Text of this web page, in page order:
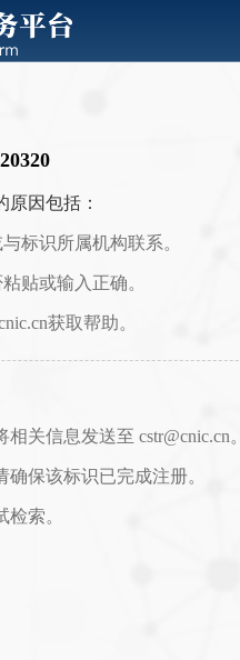
因包括：
标识所属机构联系。
贴或输入正确。
获取帮助。
关信息发送至 cstr@cnic.cn。
保该标识已完成注册。
检索。